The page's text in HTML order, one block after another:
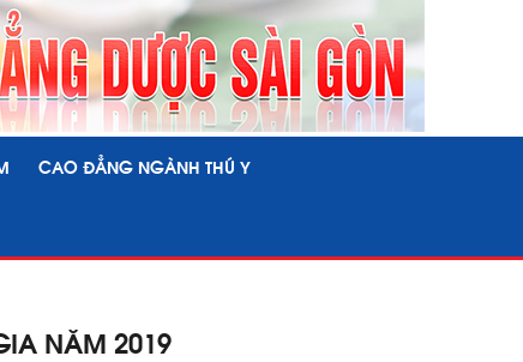
CAO ĐẲNG NGÀNH THÚ Y
NĂM 2019